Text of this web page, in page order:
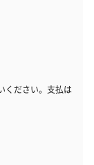
ください。支払は